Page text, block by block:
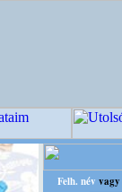
Felh. név vagy